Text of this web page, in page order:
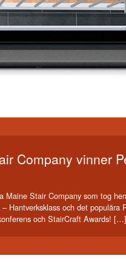
Company vinner
Maine Stair Company som tog
Hantverksklass och det populära
och StairCraft Awards! […]